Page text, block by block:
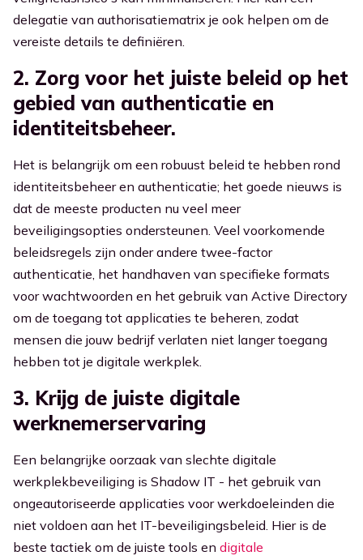
delegatie van authorisatiematrix je ook helpen om de
vereiste details te definiëren.
2. Zorg voor het juiste beleid op het
gebied van authenticatie en
identiteitsbeheer.
Het is belangrijk om een robuust beleid te hebben rond
identiteitsbeheer en authenticatie; het goede nieuws is
dat de meeste producten nu veel meer
beveiligingsopties ondersteunen. Veel voorkomende
beleidsregels zijn onder andere twee-factor
authenticatie, het handhaven van specifieke formats
voor wachtwoorden en het gebruik van Active Directory
om de toegang tot applicaties te beheren, zodat
mensen die jouw bedrijf verlaten niet langer toegang
hebben tot je digitale werkplek.
3. Krijg de juiste digitale
werknemerservaring
Een belangrijke oorzaak van slechte digitale
werkplekbeveiliging is Shadow IT - het gebruik van
ongeautoriseerde applicaties voor werkdoeleinden die
niet voldoen aan het IT-beveiligingsbeleid. Hier is de
beste tactiek om de juiste tools en digitale